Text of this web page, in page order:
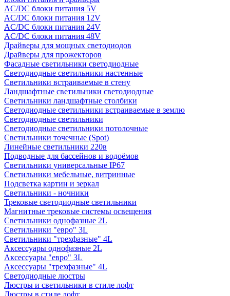
AC/DC блоки питания 5V
AC/DC блоки питания 12V
AC/DC блоки питания 24V
AC/DC блоки питания 48V
Драйверы для мощных светодиодов
Драйверы для прожекторов
Фасадные светильники светодиодные
Светодиодные светильники настенные
Светильники встраиваемые в стену
Ландшафтные светильники светодиодные
Светильники ландшафтные столбики
Светодиодные светильники встраиваемые в землю
Светодиодные светильники
Светодиодные светильники потолочные
Светильники точечные (Spot)
Линейные светильники 220в
Подводные для бассейнов и водоёмов
Светильники универсальные IP67
Светильники мебельные, витринные
Подсветка картин и зеркал
Светильники - ночники
Трековые светодиодные светильники
Магнитные трековые системы освещения
Светильники однофазные 2L
Светильники "евро" 3L
Светильники "трехфазные" 4L
Аксессуары однофазные 2L
Аксессуары "евро" 3L
Аксессуары "трехфазные" 4L
Светодиодные люстры
Люстры и светильники в стиле лофт
Люстры в стиле лофт